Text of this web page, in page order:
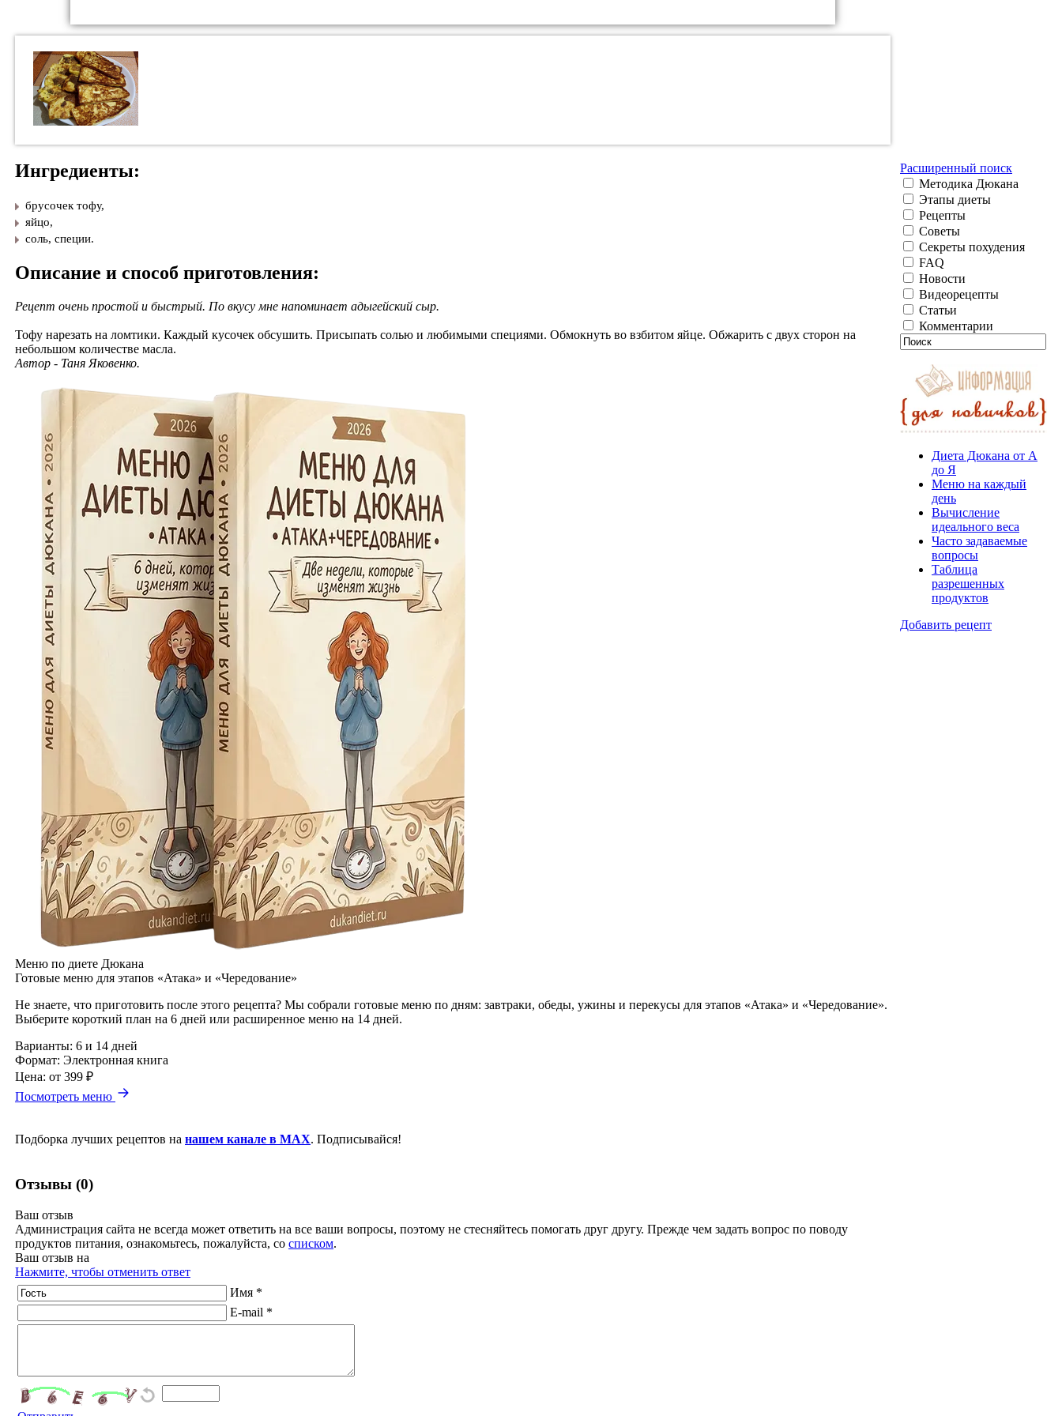
Ингредиенты:
брусочек тофу,
​яйцо,
​соль, специи.
Описание и способ приготовления:
Рецепт очень простой и быстрый. По вкусу мне напоминает адыгейский сыр.
Тофу нарезать на ломтики. Каждый кусочек обсушить. Присыпать солью и любимыми специями. Обмокнуть во взбитом яйце. Обжарить с двух сторон на
небольшом количестве масла.
Автор - Таня Яковенко.
Меню по диете Дюкана
Готовые меню для этапов «Атака» и «Чередование»
Не знаете, что приготовить после этого рецепта? Мы собрали готовые меню по дням: завтраки, обеды, ужины и перекусы для этапов «Атака» и «Чередование».
Выберите короткий план на 6 дней или расширенное меню на 14 дней.
Варианты: 6 и 14 дней
Формат: Электронная книга
Цена: от 399 ₽
Посмотреть меню
Подборка лучших рецептов на нашем канале в MAX. Подписывайся!
Отзывы (0)
Ваш отзыв
Администрация сайта не всегда может ответить на все ваши вопросы, поэтому не стесняйтесь помогать друг другу. Прежде чем задать вопрос по поводу
продуктов питания, ознакомьтесь, пожалуйста, со списком.
Ваш отзыв на
Нажмите, чтобы отменить ответ
Имя *
E-mail *
Расширенный поиск
Методика Дюкана
Этапы диеты
Рецепты
Советы
Секреты похудения
FAQ
Новости
Видеорецепты
Статьи
Комментарии
Диета Дюкана от А
до Я
Меню на каждый
день
Вычисление
идеального веса
Часто задаваемые
вопросы
Таблица
разрешенных
продуктов
Добавить рецепт